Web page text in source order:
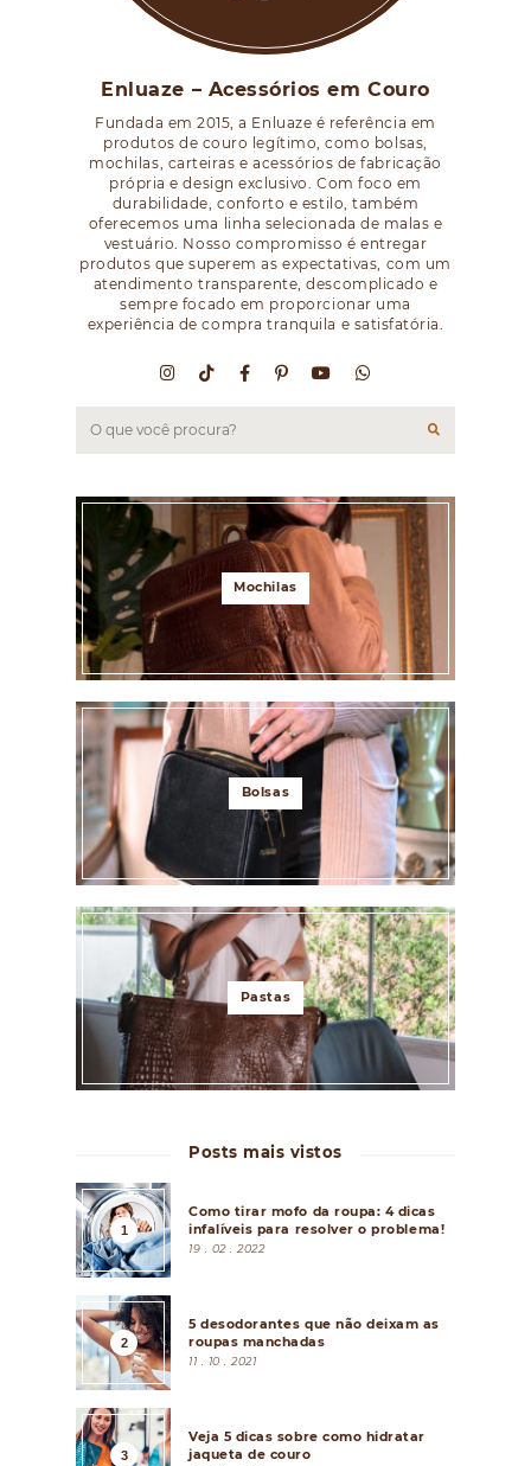
Enluaze – Acessórios em Couro
Fundada em 2015, a Enluaze é referência em
produtos de couro legítimo, como bolsas,
mochilas, carteiras e acessórios de fabricação
própria e design exclusivo. Com foco em
durabilidade, conforto e estilo, também
oferecemos uma linha selecionada de malas e
vestuário. Nosso compromisso é entregar
produtos que superem as expectativas, com um
atendimento transparente, descomplicado e
sempre focado em proporcionar uma
experiência de compra tranquila e satisfatória.
Mochilas
Bolsas
Pastas
Posts mais vistos
Como tirar mofo da roupa: 4 dicas
infalíveis para resolver o problema!
19 . 02 . 2022
5 desodorantes que não deixam as
roupas manchadas
11 . 10 . 2021
Veja 5 dicas sobre como hidratar
jaqueta de couro